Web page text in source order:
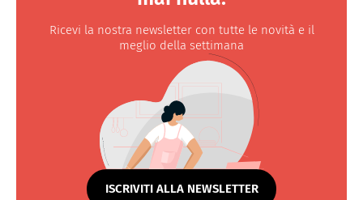
Ricevi la nostra newsletter con tutte le novità e il
meglio della settimana
ISCRIVITI ALLA NEWSLETTER